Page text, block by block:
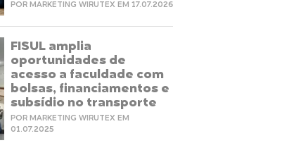
POR MARKETING WIRUTEX EM 17.07.2026
FISUL amplia
oportunidades de
acesso a faculdade com
bolsas, financiamentos e
subsídio no transporte
POR MARKETING WIRUTEX EM
01.07.2025